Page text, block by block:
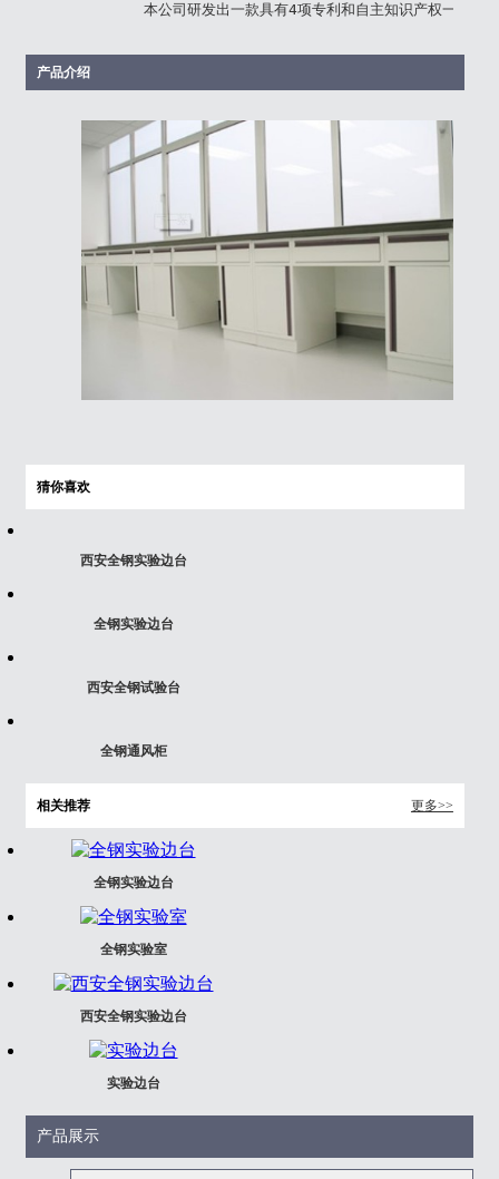
本公司研发出一款具有4项专利和自主知识产权一种远
产品介绍
猜你喜欢
西安全钢实验边台
全钢实验边台
西安全钢试验台
全钢通风柜
相关推荐 更多>>
全钢实验边台
全钢实验室
西安全钢实验边台
实验边台
产品展示